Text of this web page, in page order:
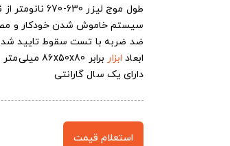
طول موج لیزر 630-670 نانومتر از نوع کلاس 2 با دقت 2 میلی‌متر
سیستم خاموش شدن خودکار و مصرف بهینه 2 عدد
ضد ضربه با تست سقوط تایید شده از
ابعاد ابزار برابر 86x50x80 میلی‌متر و وزن سبک 305 گرم
دارای یک سال گارانتی
استعلام قیمت